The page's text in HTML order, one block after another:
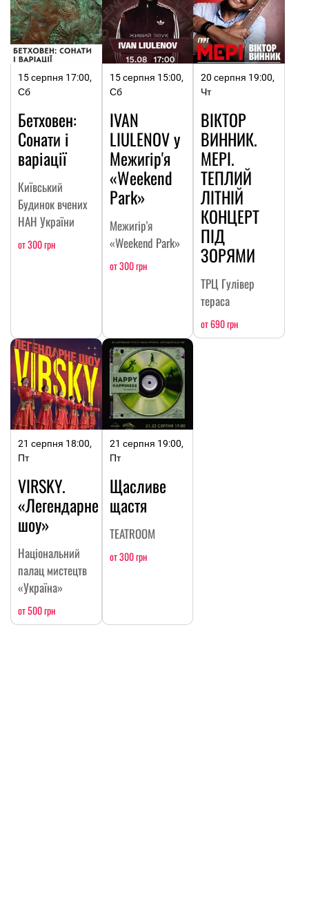
15 серпня 17:00,
Сб
Бетховен:
Сонати і
варіації
Київський
Будинок вчених
НАН України
от 300 грн
15 серпня 15:00,
Сб
IVAN
LIULENOV у
Межигір'я
«Weekend
Park»
Межигір'я
«Weekend Park»
от 300 грн
20 серпня 19:00,
Чт
ВІКТОР
ВИННИК.
МЕРІ.
ТЕПЛИЙ
ЛІТНІЙ
КОНЦЕРТ
ПІД
ЗОРЯМИ
ТРЦ Гулівер
тераса
от 690 грн
21 серпня 18:00,
Пт
VIRSKY.
«Легендарне
шоу»
Національний
палац мистецтв
«Україна»
от 500 грн
21 серпня 19:00,
Пт
Щасливе
щастя
TEATROOM
от 300 грн